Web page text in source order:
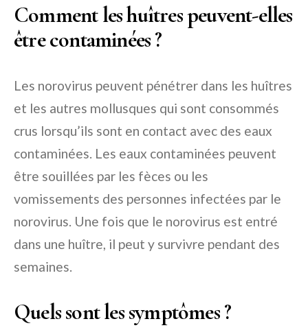
Comment les huîtres peuvent-elles
être contaminées ?
Les norovirus peuvent pénétrer dans les huîtres
et les autres mollusques qui sont consommés
crus lorsqu’ils sont en contact avec des eaux
contaminées. Les eaux contaminées peuvent
être souillées par les fèces ou les
vomissements des personnes infectées par le
norovirus. Une fois que le norovirus est entré
dans une huître, il peut y survivre pendant des
semaines.
Quels sont les symptômes ?